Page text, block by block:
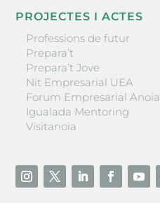
PROJECTES I ACTES
Professions de futur
Prepara’t
Prepara’t Jove
Nit Empresarial UEA
Forum Empresarial Anoia
Igualada Mentoring
Visitanoia